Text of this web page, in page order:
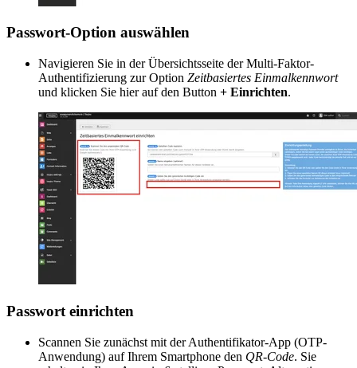
Passwort-Option auswählen
Navigieren Sie in der Übersichtsseite der Multi-Faktor-
Authentifizierung zur Option Zeitbasiertes Einmalkennwort
und klicken Sie hier auf den Button + Einrichten.
Passwort einrichten
Scannen Sie zunächst mit der Authentifikator-App (OTP-
Anwendung) auf Ihrem Smartphone den QR-Code. Sie